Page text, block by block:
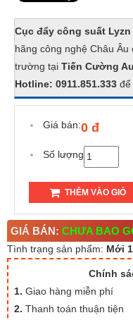
Cục đẩy công suất Lyzn
hãng công nghệ Châu
trường tại Tiến Cường
Hotline: 0911.851.333 để
Giá bán:0 đ
Số lượng
THÊM VÀO GIỎ
GIÁ BÁN: CHƯA BAO
Tình trạng sản phẩm: Mới
Chính
1. Giao hàng miễn phí
2. Thanh toán thuận tiện